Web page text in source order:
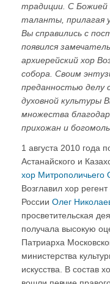
традиции. С Божией
таланты, прилагая
Вы справились с
появился
архиерейский хор
собора. Своим
преданностью делу
духовной культуры
множества
прихожан и
1 августа 2010 года
Астанайского и
хор Митрополичьего
Возглавил хор
России Олег
просветительская
получала высокую
Патриарха
министерства
искусства. В состав